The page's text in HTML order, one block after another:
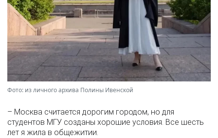
Фото: из личного архива Полины Ивенской
– Москва считается дорогим городом, но для
студентов МГУ созданы хорошие условия. Все шесть
лет я жила в общежитии.